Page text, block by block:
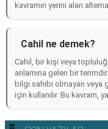
kavramın yerini alan
Cahil ne demek?
Cahil, bir kişi veya
anlamına gelen bir
bilgi sahibi olmayan veya
için kullanılır. Bu kavram,